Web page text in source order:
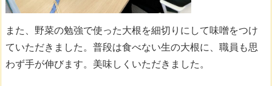
また、野菜の勉強で使った大根を細切りにして味噌をつけ
ていただきました。普段は食べない生の大根に、職員も思
わず手が伸びます。美味しくいただきました。